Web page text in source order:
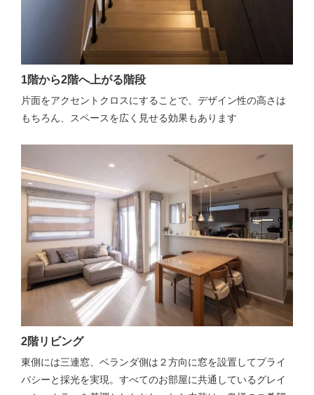
1階から2階へ上がる階段
片面をアクセントクロスにすることで、デザイン性の高さは
もちろん、スペースを広く見せる効果もあります
2階リビング
東側には三連窓、ベランダ側は２方向に窓を設置してプライ
バシーと採光を実現。すべてのお部屋に共通しているグレイ